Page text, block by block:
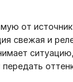
от
свежая и